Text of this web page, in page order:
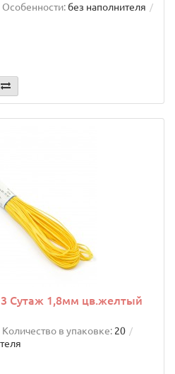
Особенности: без наполнителя
Сутаж 1,8мм цв.желтый
Количество в упаковке: 20